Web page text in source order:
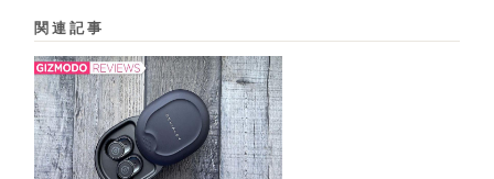
関連記事